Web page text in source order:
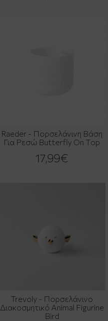
Raeder - Πορσελάνινη Βάση
Για Ρεσώ Butterfly On Top
17,99€
Trevoly - Πορσελάνινο
Διακοσμητικό Animal Figurine
Bird